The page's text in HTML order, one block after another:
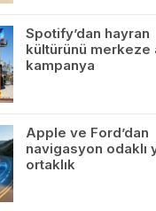
Spotify’dan hayran
kültürünü merkeze
kampanya
Apple ve Ford’dan
navigasyon odaklı
ortaklık